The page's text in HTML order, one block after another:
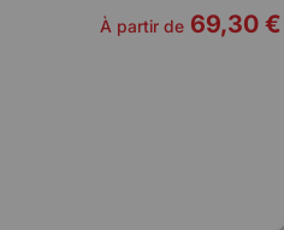
À partir de69,30 €